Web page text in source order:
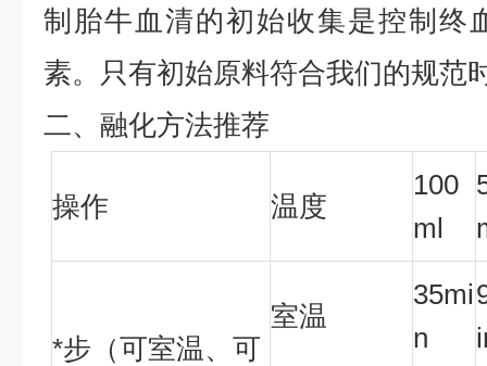
制胎牛血清的初始收集是控制终
素。只有初始原料符合我们的规范
二、融化方法推荐
操作 温度
100
ml
*步（可室温、可
室温
35mi
n